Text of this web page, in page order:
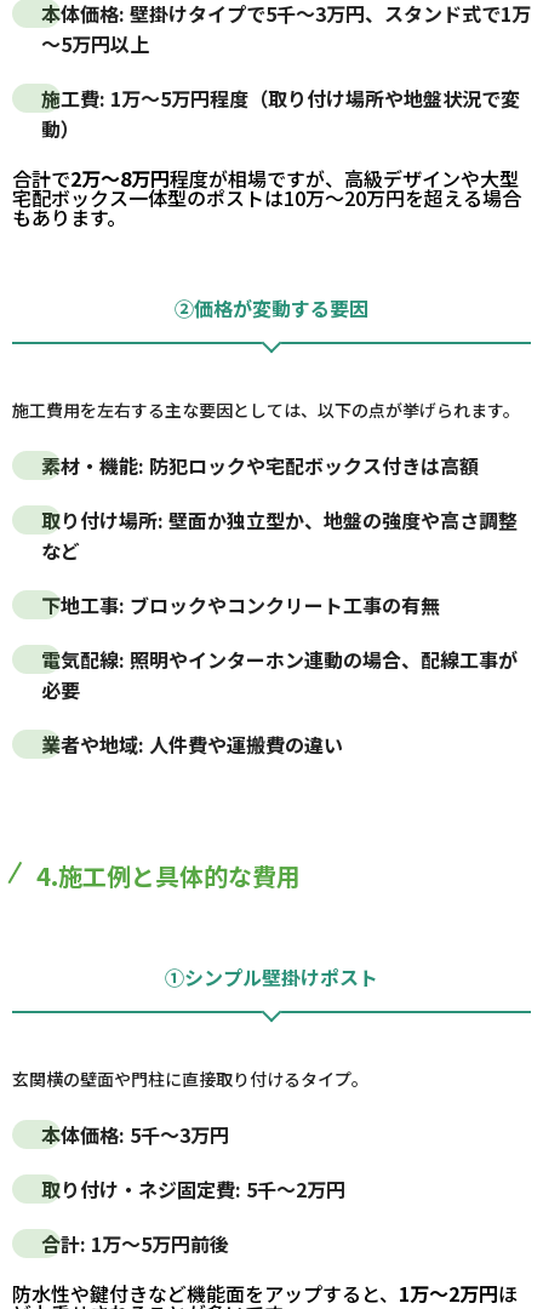
本体価格: 壁掛けタイプで5千～3万円、スタンド式で1万
～5万円以上
施工費: 1万～5万円程度（取り付け場所や地盤状況で変
動）
合計で2万～8万円程度が相場ですが、高級デザインや大型
宅配ボックス一体型のポストは10万～20万円を超える場合
もあります。
②価格が変動する要因
施工費用を左右する主な要因としては、以下の点が挙げられます。
素材・機能: 防犯ロックや宅配ボックス付きは高額
取り付け場所: 壁面か独立型か、地盤の強度や高さ調整
など
下地工事: ブロックやコンクリート工事の有無
電気配線: 照明やインターホン連動の場合、配線工事が
必要
業者や地域: 人件費や運搬費の違い
4.施工例と具体的な費用
①シンプル壁掛けポスト
玄関横の壁面や門柱に直接取り付けるタイプ。
本体価格: 5千～3万円
取り付け・ネジ固定費: 5千～2万円
合計: 1万～5万円前後
防水性や鍵付きなど機能面をアップすると、 1万～2万円ほ